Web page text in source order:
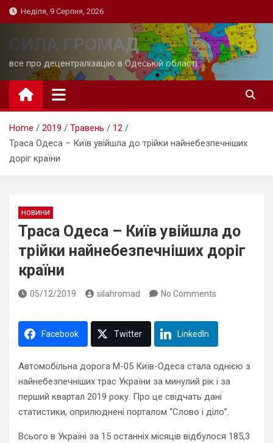
Skip
to
Неділя, 9 Серпня, 2026
СИЛА ГРОМАД
все про децентралізацію в Одеській області
Home 2019 Травень
12
Траса Одеса – Київ увійшла до трійки найнебезпечніших
доріг країни
НОВИНИ
Траса Одеса – Київ увійшла до
трійки найнебезпечніших доріг
країни
05/12/2019 silahromad No Comments
Facebook Twitter LinkedIn
Автомобільна дорога М-05 Київ-Одеса стала однією з
найнебезпечніших трас України за минулий рік і за
перший квартал 2019 року. Про це свідчать дані
статистики, оприлюднені порталом “Слово і діло”.
Всього в Україні за 15 останніх місяців відбулося 185,3